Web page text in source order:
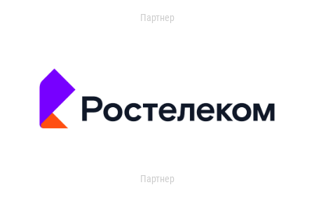
Партнер
Партнер